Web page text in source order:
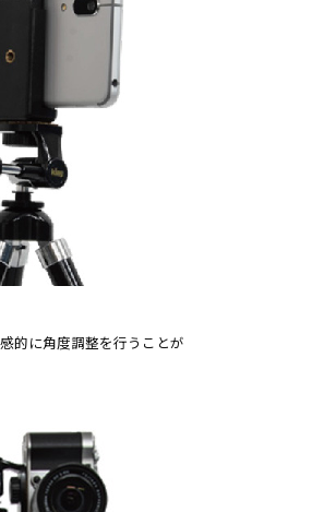
的に角度調整を行うことが